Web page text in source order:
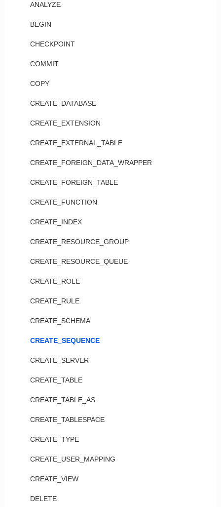
ANALYZE
BEGIN
CHECKPOINT
COMMIT
COPY
CREATE_DATABASE
CREATE_EXTENSION
CREATE_EXTERNAL_TABLE
CREATE_FOREIGN_DATA_WRAPPER
CREATE_FOREIGN_TABLE
CREATE_FUNCTION
CREATE_INDEX
CREATE_RESOURCE_GROUP
CREATE_RESOURCE_QUEUE
CREATE_ROLE
CREATE_RULE
CREATE_SCHEMA
CREATE_SEQUENCE
CREATE_SERVER
CREATE_TABLE
CREATE_TABLE_AS
CREATE_TABLESPACE
CREATE_TYPE
CREATE_USER_MAPPING
CREATE_VIEW
DELETE